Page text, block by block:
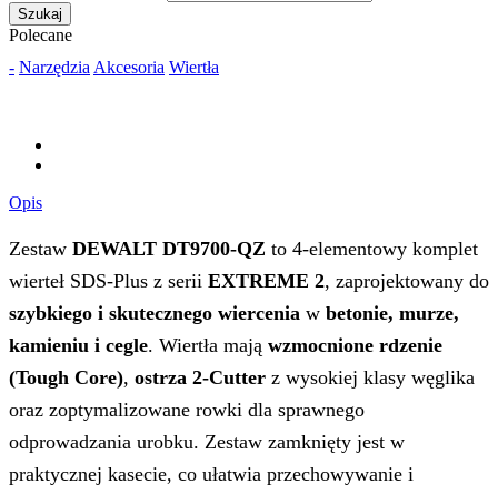
Szukaj
Polecane
- Narzędzia Akcesoria Wiertła
Opis
Zestaw DEWALT DT9700‑QZ to 4‑elementowy komplet
wierteł SDS‑Plus z serii EXTREME 2, zaprojektowany do
szybkiego i skutecznego wiercenia w betonie, murze,
kamieniu i cegle. Wiertła mają wzmocnione rdzenie
(Tough Core), ostrza 2-Cutter z wysokiej klasy węglika
oraz zoptymalizowane rowki dla sprawnego
odprowadzania urobku. Zestaw zamknięty jest w
praktycznej kasecie, co ułatwia przechowywanie i